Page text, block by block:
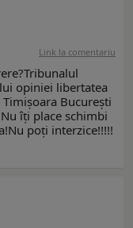
Link la comentariu
opiniei libertatea
București
îți place schimbi
poți interzice!!!!!